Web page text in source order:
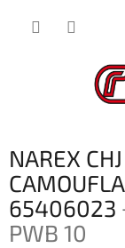
NAREX
65406023
PWB 10